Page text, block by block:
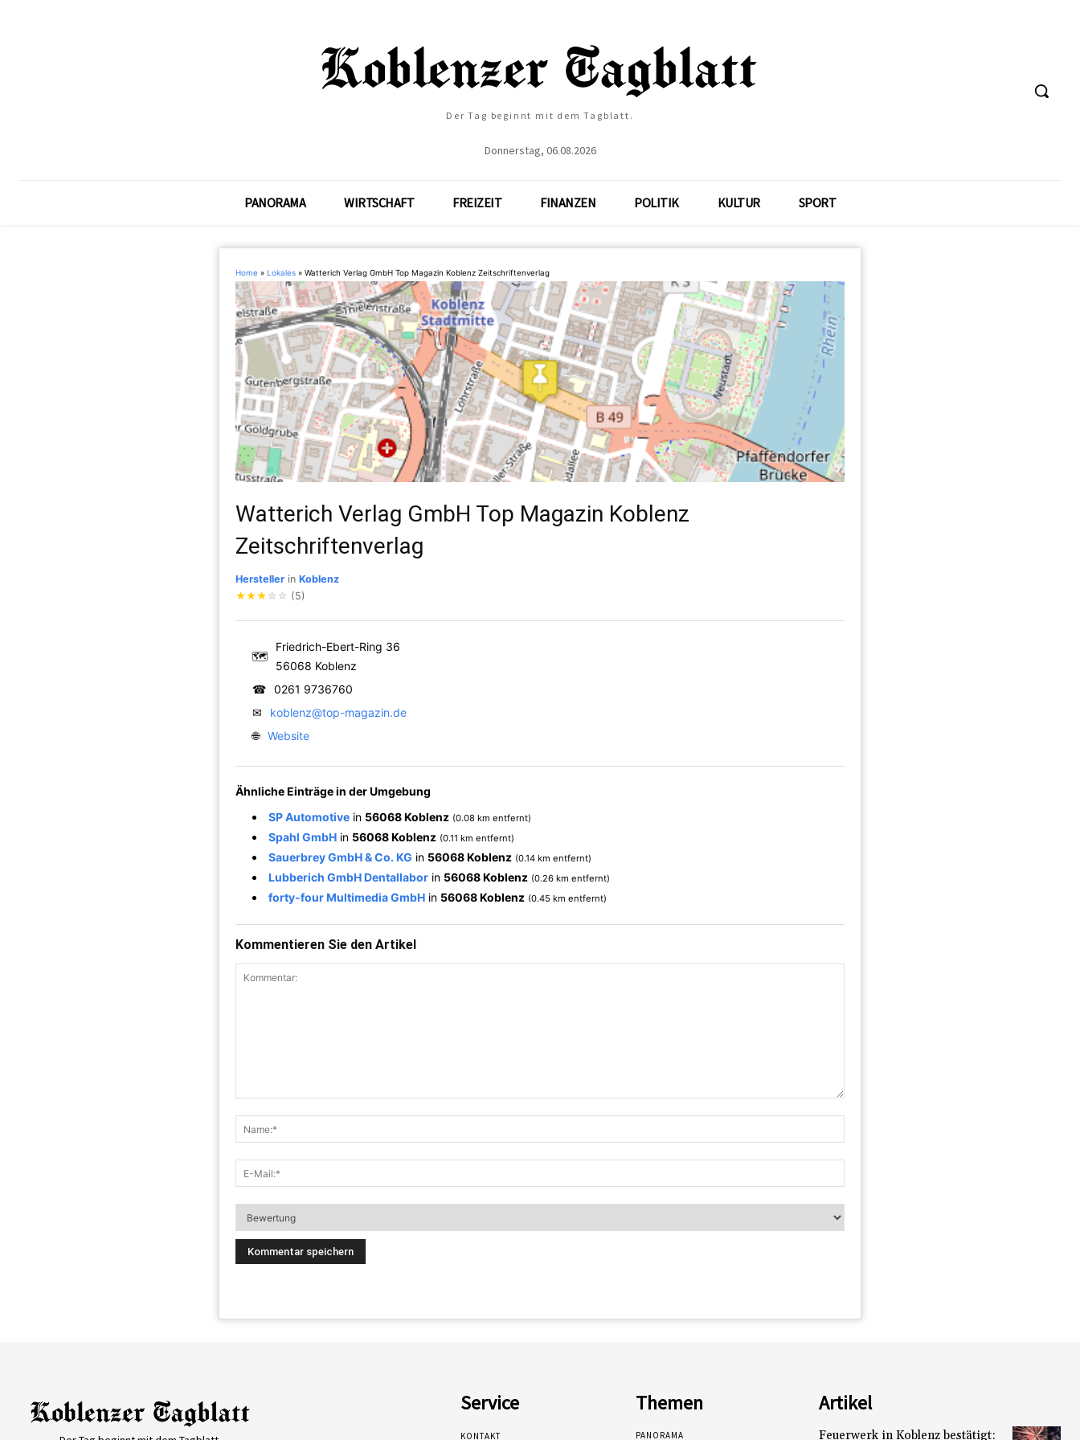
Der Tag beginnt mit dem Tagblatt.
Donnerstag, 06.08.2026
PANORAMA WIRTSCHAFT FREIZEIT FINANZEN POLITIK KULTUR SPORT
Home » Lokales » Watterich Verlag GmbH Top Magazin Koblenz Zeitschriftenverlag
Watterich Verlag GmbH Top Magazin Koblenz
Zeitschriftenverlag
Hersteller in Koblenz
★★★ ☆ ☆ (5)
🗺
Friedrich-Ebert-Ring 36
56068 Koblenz
☎ 0261 9736760
✉
koblenz@top-magazin.de
🌐 Website
Ähnliche Einträge in der Umgebung
SP Automotive in 56068 Koblenz (0.08 km entfernt)
Spahl GmbH in 56068 Koblenz (0.11 km entfernt)
Sauerbrey GmbH & Co. KG in 56068 Koblenz (0.14 km entfernt)
Lubberich GmbH Dentallabor in 56068 Koblenz (0.26 km entfernt)
forty-four Multimedia GmbH in 56068 Koblenz (0.45 km entfernt)
Kommentieren Sie den Artikel
Service
KONTAKT
Themen
PANORAMA
Artikel
Feuerwerk in Koblenz bestätigt: